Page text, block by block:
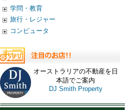
学問・教育
旅行・レジャー
コンピュータ
オーストラリアの不動産を日
本語でご案内
DJ Smith Property